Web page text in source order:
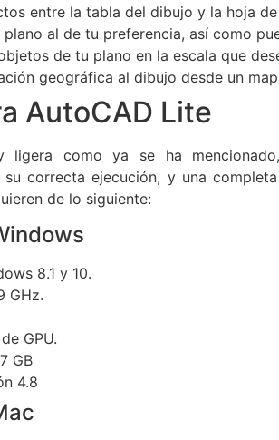
entre la tabla del dibujo y la hoja de
al de tu preferencia, así como
de tu plano en la escala que
geográfica al dibujo desde un
AutoCAD Lite
ligera como ya se ha
correcta ejecución, y una
de lo siguiente:
8.1 y 10.
GHz.
GPU.
GB
4.8